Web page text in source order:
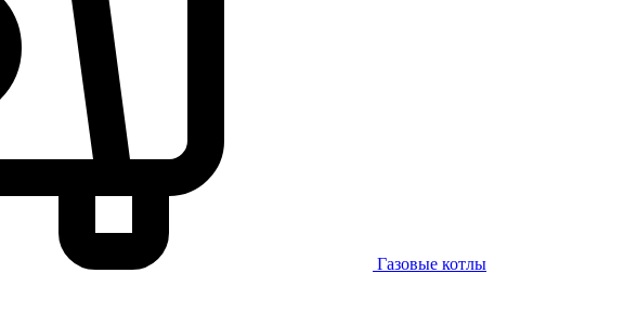
Газовые котлы